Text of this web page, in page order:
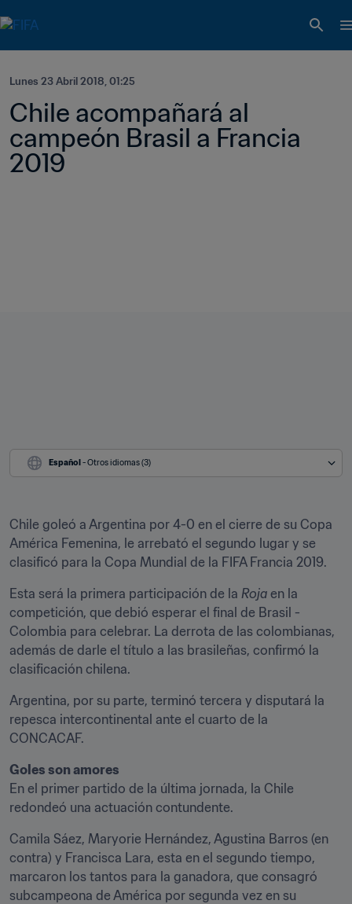
Lunes 23 Abril 2018, 01:25
Chile acompañará al
campeón Brasil a Francia
2019
Español - Otros idiomas (3)
Chile goleó a Argentina por 4-0 en el cierre de su Copa
América Femenina, le arrebató el segundo lugar y se
clasificó para la Copa Mundial de la FIFA Francia 2019.
Esta será la primera participación de la Roja en la
competición, que debió esperar el final de Brasil -
Colombia para celebrar. La derrota de las colombianas,
además de darle el título a las brasileñas, confirmó la
clasificación chilena.
Argentina, por su parte, terminó tercera y disputará la
repesca intercontinental ante el cuarto de la
CONCACAF.
Goles son amores
En el primer partido de la última jornada, la Chile
redondeó una actuación contundente.
Camila Sáez, Maryorie Hernández, Agustina Barros (en
contra) y Francisca Lara, esta en el segundo tiempo,
marcaron los tantos para la ganadora, que consagró
subcampeona de América por segunda vez en su